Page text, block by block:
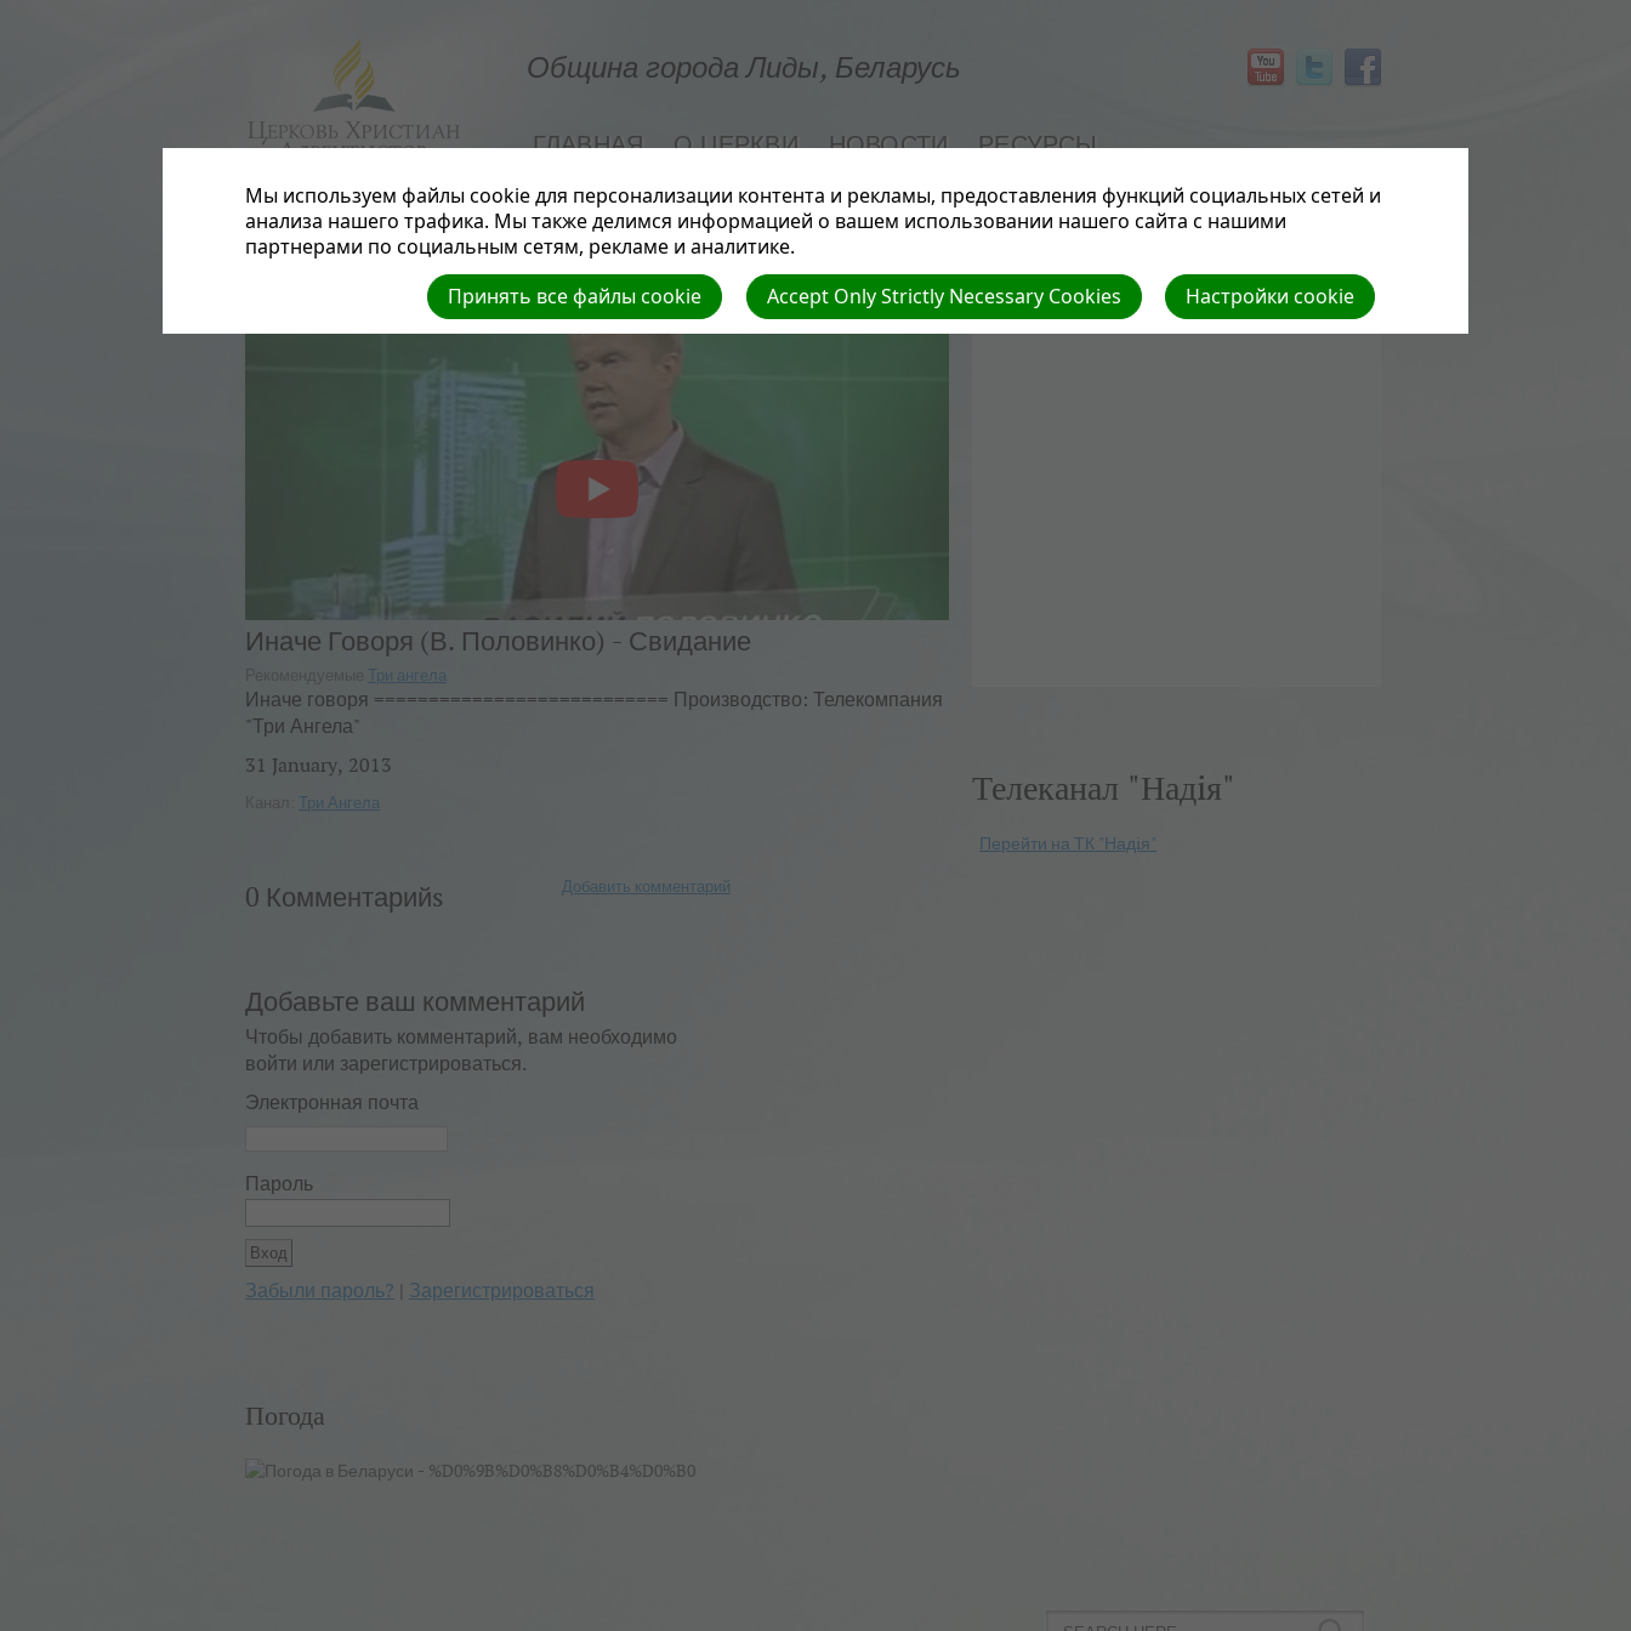
Община города Лиды, Беларусь
ГЛАВНАЯ О ЦЕРКВИ НОВОСТИ
РЕСУРСЫ
СЕМЬЯ И ЗДОРОВЬЕ
Иначе Говоря (В. Половинко) - Свидание
Рекомендуемые Три ангела
Иначе говоря =========================== Производство: Телекомпания
"Три Ангела"
31 January, 2013
Канал: Три Ангела
0 Комментарийs Добавить комментарий
Добавьте ваш комментарий
Чтобы добавить комментарий, вам необходимо
войти или зарегистрироваться.
Электронная почта
Пароль
Забыли пароль? | Зарегистрироваться
Телеканал "Надiя"
Перейти на ТК "Надiя"
Погода
Мы используем файлы cookie для персонализации контента и рекламы, предоставления функций социальных сетей и
анализа нашего трафика. Мы также делимся информацией о вашем использовании нашего сайта с нашими
партнерами по социальным сетям, рекламе и аналитике.
Настройки cookie
Accept Only Strictly Necessary Cookies
Принять все файлы cookie